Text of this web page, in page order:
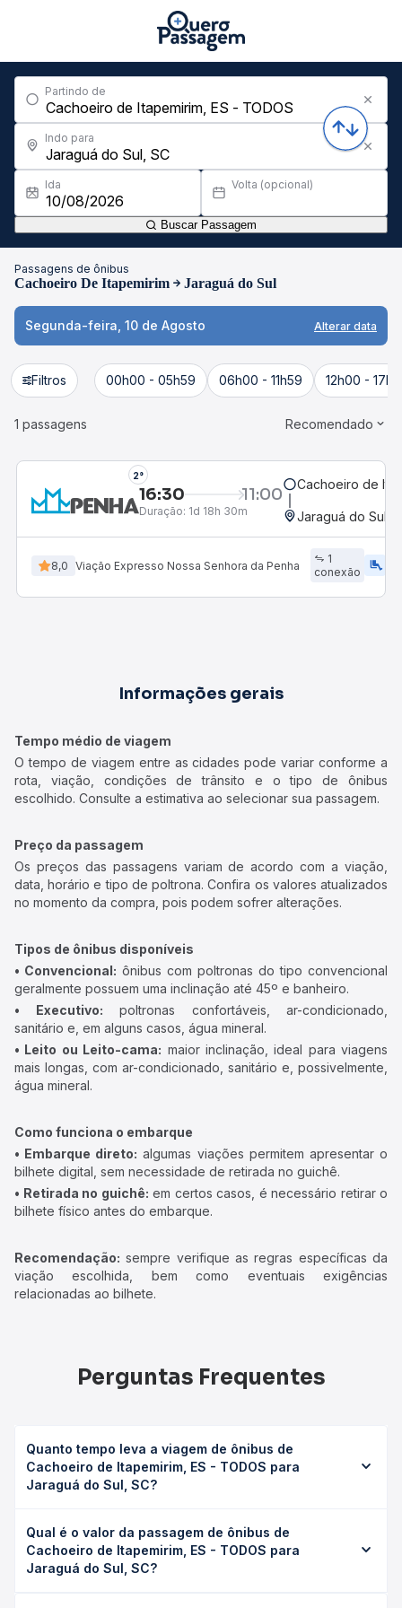
Partindo de
Indo para
Ida Volta (opcional)
Buscar Passagem
Passagens de ônibus
Cachoeiro De Itapemirim Jaraguá do Sul
Segunda-feira, 10 de Agosto Alterar data
Filtros 00h00 - 05h59 06h00 - 11h59 12h00 -
1 passagens Recomendado
2°
16:30 11:00
Duração: 1d 18h 30m
Cachoeiro de
Jaraguá do Sul,
8,0 Viação Expresso Nossa Senhora da Penha
1
conexão
airline_seat_legroom_extra
Informações gerais
Tempo médio de viagem
O tempo de viagem entre as cidades pode variar conforme a
rota, viação, condições de trânsito e o tipo de ônibus
escolhido. Consulte a estimativa ao selecionar sua passagem.
Preço da passagem
Os preços das passagens variam de acordo com a viação,
data, horário e tipo de poltrona. Confira os valores atualizados
no momento da compra, pois podem sofrer alterações.
Tipos de ônibus disponíveis
• Convencional: ônibus com poltronas do tipo convencional
geralmente possuem uma inclinação até 45º e banheiro.
• Executivo: poltronas confortáveis, ar-condicionado,
sanitário e, em alguns casos, água mineral.
• Leito ou Leito-cama: maior inclinação, ideal para viagens
mais longas, com ar-condicionado, sanitário e, possivelmente,
água mineral.
Como funciona o embarque
• Embarque direto: algumas viações permitem apresentar o
bilhete digital, sem necessidade de retirada no guichê.
• Retirada no guichê: em certos casos, é necessário retirar o
bilhete físico antes do embarque.
Recomendação: sempre verifique as regras específicas da
viação escolhida, bem como eventuais exigências
relacionadas ao bilhete.
Perguntas Frequentes
Quanto tempo leva a viagem de ônibus de
Cachoeiro de Itapemirim, ES - TODOS para
Jaraguá do Sul, SC?
TODOS para Jaraguá do Sul, SC leva em média 42h
30min, podendo variar conforme a viação, o tipo de
serviço (convencional, executivo ou leito) e as condições
Qual é o valor da passagem de ônibus de
Cachoeiro de Itapemirim, ES - TODOS para
Jaraguá do Sul, SC?